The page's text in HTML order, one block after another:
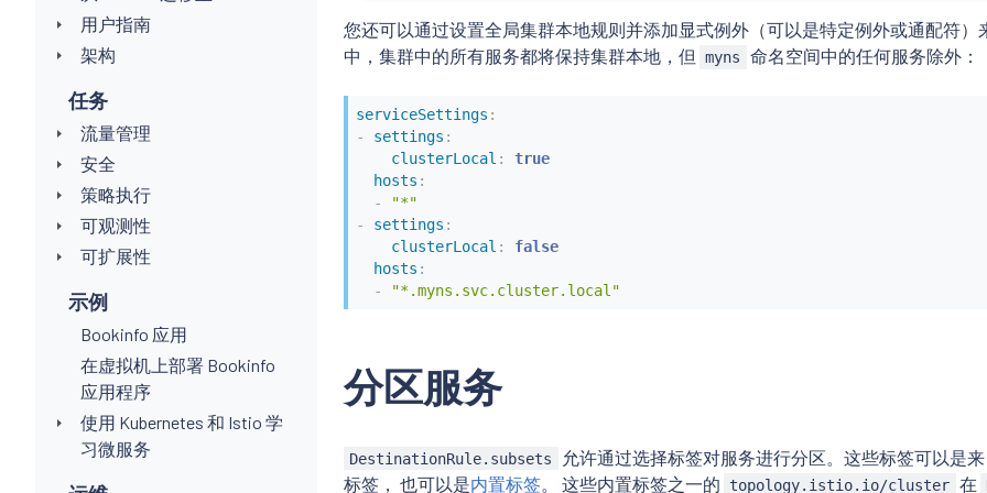
用户指南
架构
任务
流量管理
安全
策略执行
可观测性
可扩展性
示例
Bookinfo 应用
在虚拟机上部署 Bookinfo
应用程序
使用 Kubernetes 和 Istio 学
习微服务
您还可以通过设置全局集群本地规则并添加显式例外（可以是特定例外或通配符）
中，集群中的所有服务都将保持集群本地，但
myns 命名空间中的任何服务除外：
serviceSettings :
-
settings :
clusterLocal :
true
hosts :
-
"*"
-
settings :
clusterLocal :
false
hosts :
-
"*.myns.svc.cluster.local"
分区服务
DestinationRule.subsets
允许通过选择标签对服务进行分区。这些标签可以是
标签， 也可以是内置标签 。 这些内置标签之一的 topology.istio.io/cluster 在